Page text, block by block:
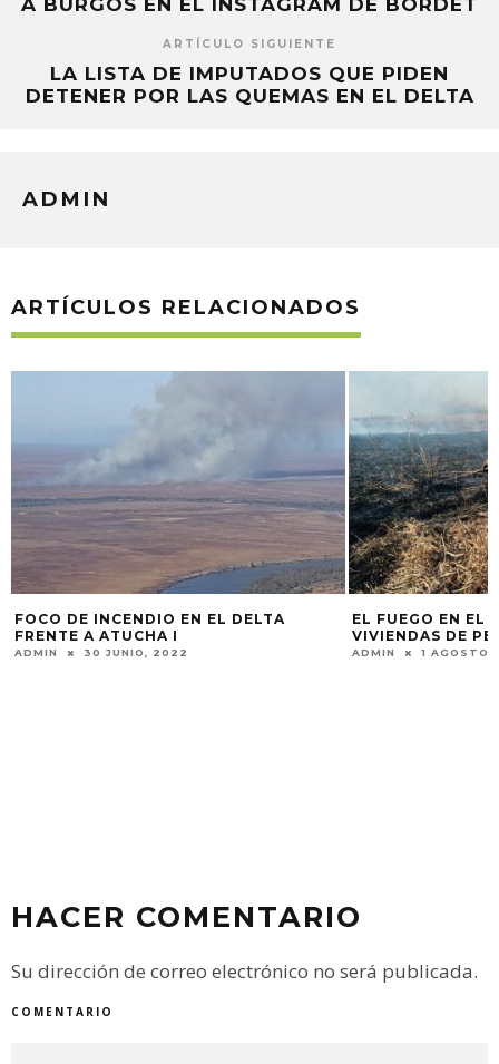
A BURGOS EN EL INSTAGRAM DE BORDET
ARTÍCULO SIGUIENTE
LA LISTA DE IMPUTADOS QUE PIDEN
DETENER POR LAS QUEMAS EN EL DELTA
ADMIN
ARTÍCULOS RELACIONADOS
EL FUEGO EN EL DELTA CERCÓ
VIVIENDAS DE PESCADORES
ADMIN 1 AGOSTO, 2021
UN VIAJE A LAS
ADMIN 1
HACER COMENTARIO
Su dirección de correo electrónico no será publicada.
COMENTARIO